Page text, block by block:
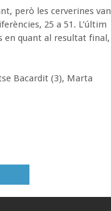
però les cerverines van
25 a 51. L’últim
en quant al resultat final,
Bacardit (3), Marta